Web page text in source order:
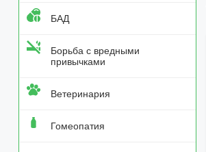
БАД
Борьба с вредными
привычками
Ветеринария
Гомеопатия